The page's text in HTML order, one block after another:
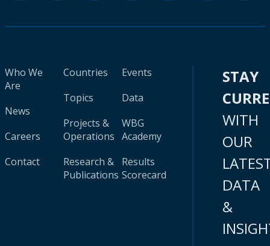
Who We
Are
News
Careers
Contact
Countries
Topics
Projects &
Operations
Research &
Publications
Events
Data
WBG
Academy
Results
Scorecard
STAY
WITH
OUR
DATA
&